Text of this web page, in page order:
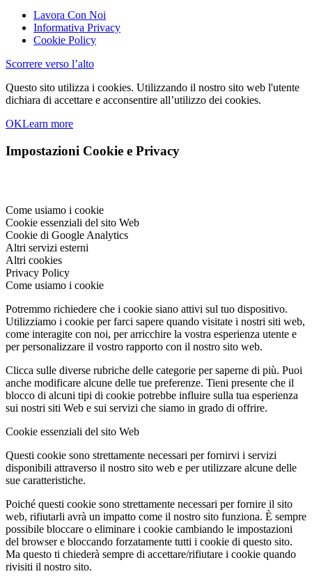
Lavora Con Noi
Informativa Privacy
Cookie Policy
Scorrere verso l’alto
Questo sito utilizza i cookies. Utilizzando il nostro sito web l'utente
dichiara di accettare e acconsentire all’utilizzo dei cookies.
OKLearn more
Impostazioni Cookie e Privacy
Come usiamo i cookie
Cookie essenziali del sito Web
Cookie di Google Analytics
Altri servizi esterni
Altri cookies
Privacy Policy
Come usiamo i cookie
Potremmo richiedere che i cookie siano attivi sul tuo dispositivo.
Utilizziamo i cookie per farci sapere quando visitate i nostri siti web,
come interagite con noi, per arricchire la vostra esperienza utente e
per personalizzare il vostro rapporto con il nostro sito web.
Clicca sulle diverse rubriche delle categorie per saperne di più. Puoi
anche modificare alcune delle tue preferenze. Tieni presente che il
blocco di alcuni tipi di cookie potrebbe influire sulla tua esperienza
sui nostri siti Web e sui servizi che siamo in grado di offrire.
Cookie essenziali del sito Web
Questi cookie sono strettamente necessari per fornirvi i servizi
disponibili attraverso il nostro sito web e per utilizzare alcune delle
sue caratteristiche.
Poiché questi cookie sono strettamente necessari per fornire il sito
web, rifiutarli avrà un impatto come il nostro sito funziona. È sempre
possibile bloccare o eliminare i cookie cambiando le impostazioni
del browser e bloccando forzatamente tutti i cookie di questo sito.
Ma questo ti chiederà sempre di accettare/rifiutare i cookie quando
rivisiti il nostro sito.